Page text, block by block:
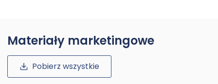
Materiały marketingowe
Pobierz wszystkie